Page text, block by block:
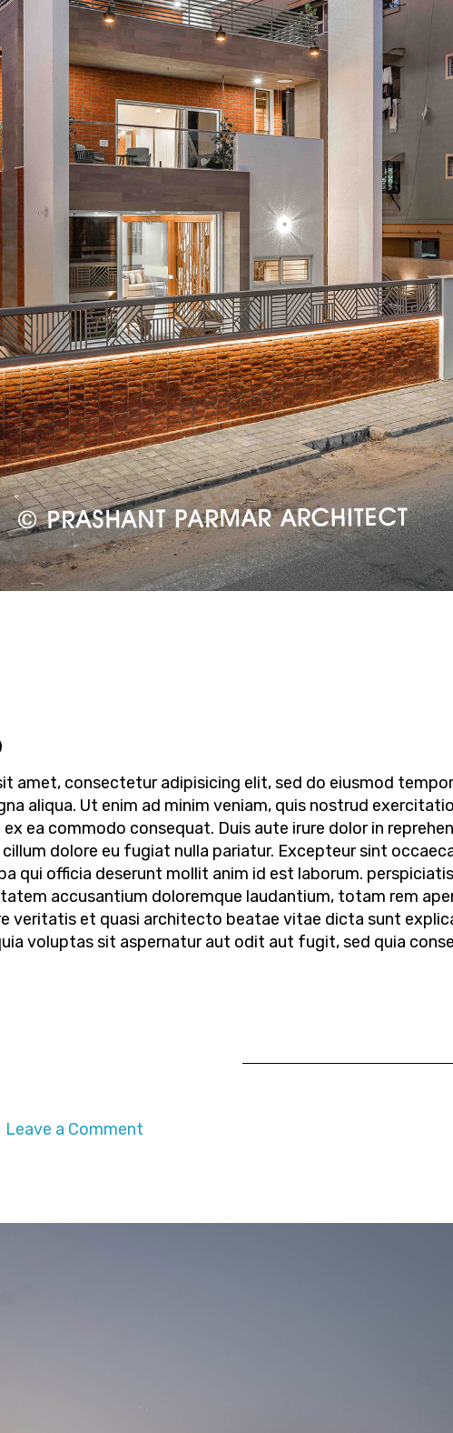
amet, consectetur adipisicing elit, sed do eiusmod
aliqua. Ut enim ad minim veniam, quis nostrud
ea commodo consequat. Duis aute irure dolor in
dolore eu fugiat nulla pariatur. Excepteur sint
qui officia deserunt mollit anim id est laborum.
accusantium doloremque laudantium, totam rem
veritatis et quasi architecto beatae vitae dicta sunt
voluptas sit aspernatur aut odit aut fugit, sed quia
Leave a Comment